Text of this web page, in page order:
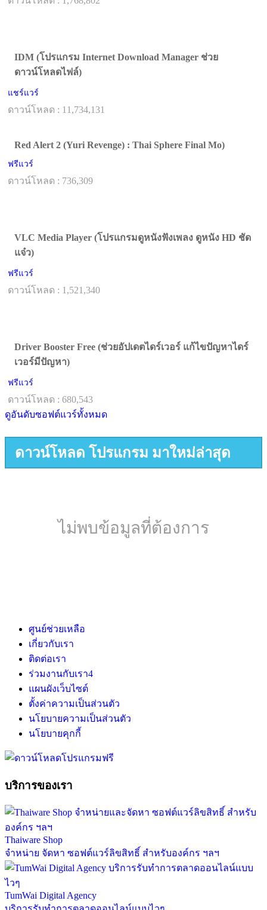
IDM (โปรแกรม Internet Download Manager ช่วย
ดาวน์โหลดไฟล์)
แชร์แวร์
ดาวน์โหลด : 11,734,131
Red Alert 2 (Yuri Revenge) : Thai Sphere Final Mo)
ฟรีแวร์
ดาวน์โหลด : 736,309
VLC Media Player (โปรแกรมดูหนังฟังเพลง ดูหนัง HD ชัด
แจ๋ว)
ฟรีแวร์
ดาวน์โหลด : 1,521,340
Driver Booster Free (ช่วยอัปเดตไดร์เวอร์ แก้ไขปัญหาไดร์
เวอร์มีปัญหา)
ฟรีแวร์
ดาวน์โหลด : 680,543
ดูอันดับซอฟต์แวร์ทั้งหมด
ดาวน์โหลด โปรแกรม มาใหม่ล่าสุด
ไม่พบข้อมูลที่ต้องการ
ศูนย์ช่วยเหลือ
เกี่ยวกับเรา
ติดต่อเรา
ร่วมงานกับเรา4
แผนผังเว็บไซต์
ตั้งค่าความเป็นส่วนตัว
นโยบายความเป็นส่วนตัว
นโยบายคุกกี้
บริการของเรา
Thaiware Shop
จำหน่าย จัดหา ซอฟต์แวร์ลิขสิทธิ์ สำหรับองค์กร ฯลฯ
TumWai Digital Agency